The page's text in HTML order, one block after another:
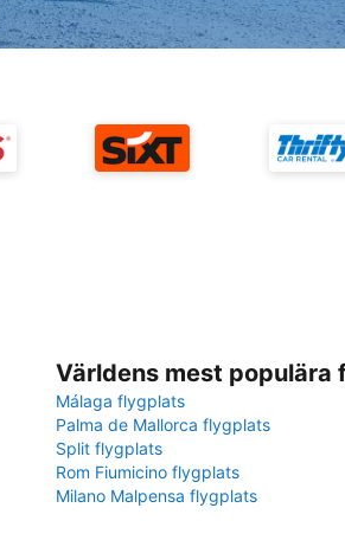
Världens mest populära
Málaga flygplats
Palma de Mallorca flygplats
Split flygplats
Rom Fiumicino flygplats
Milano Malpensa flygplats